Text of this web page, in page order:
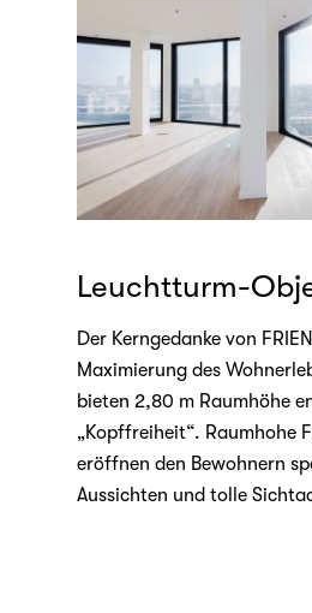
Leuchtturm-
Der Kerngedanke von
Maximierung des
bieten 2,80 m Raumhöhe
„Kopffreiheit“. Raumhohe
eröffnen den Bewohnern
Aussichten und tolle